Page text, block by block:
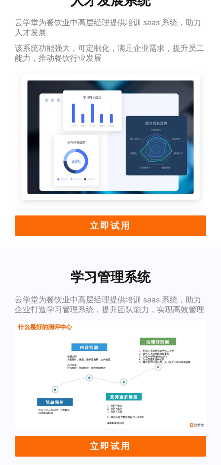
云学堂为餐饮业中高层经理提供培训 saas 系统，助力
人才发展
该系统功能强大，可定制化，满足企业需求，提升员工
能力，推动餐饮行业发展
立即试用
学习管理系统
云学堂为餐饮业中高层经理提供培训 saas 系统，助力
企业打造学习管理系统，提升团队能力，实现高效管理
立即试用